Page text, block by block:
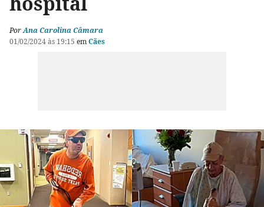
PorAna Carolina Câmara
01/02/2024 às 19:15 emCães